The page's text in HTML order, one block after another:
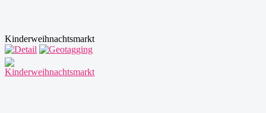
Kinderweihnachtsmarkt